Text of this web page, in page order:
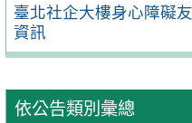
臺北社企大樓身心障礙
資訊
依公告類別彙總